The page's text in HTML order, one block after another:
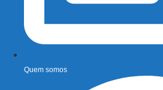
Quem somos